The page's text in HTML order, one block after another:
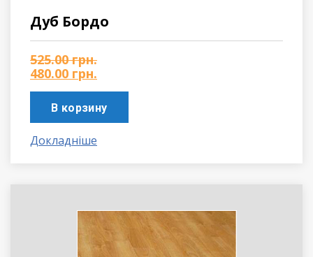
Дуб Бордо
525.00грн.
480.00 грн.
В корзину
Докладніше